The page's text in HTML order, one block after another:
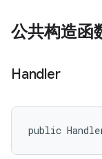
公共构造函
Handler
public